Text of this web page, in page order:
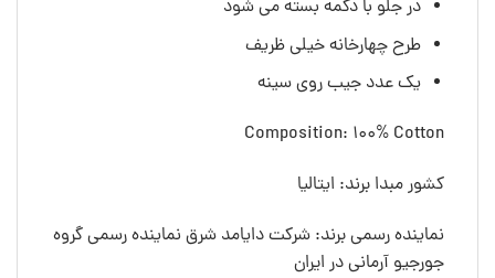
در جلو با دکمه بسته می شود
طرح چهارخانه خیلی ظریف
یک عدد جیب روی سینه
Composition: 100% Cotton
کشور مبدا برند: ایتالیا
نماینده رسمی برند: شرکت دایامد شرق نماینده رسمی گروه
جورجیو آرمانی در ایران